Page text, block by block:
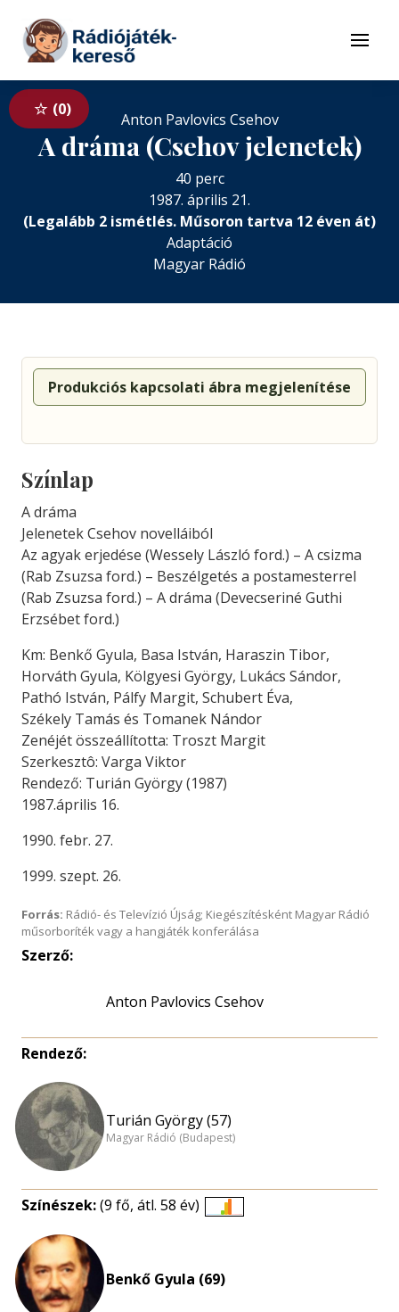
Tovább a tartalomhoz
Menü
0
Anton Pavlovics Csehov
A dráma (Csehov jelenetek)
40 perc
1987. április 21.
(Legalább 2 ismétlés. Műsoron tartva 12 éven át)
Adaptáció
Magyar Rádió
Produkciós kapcsolati ábra megjelenítése
Színlap
A dráma
Jelenetek Csehov novelláiból
Az agyak erjedése (Wessely László ford.) – A csizma
(Rab Zsuzsa ford.) – Beszélgetés a postamesterrel
(Rab Zsuzsa ford.) – A dráma (Devecseriné Guthi
Erzsébet ford.)
Km: Benkő Gyula, Basa István, Haraszin Tibor,
Horváth Gyula, Kölgyesi György, Lukács Sándor,
Pathó István, Pálfy Margit, Schubert Éva,
Székely Tamás és Tomanek Nándor
Zenéjét összeállította: Troszt Margit
Szerkesztô: Varga Viktor
Rendező: Turián György (1987)
1987.április 16.
1990. febr. 27.
1999. szept. 26.
Forrás: Rádió- és Televízió Újság; Kiegészítésként Magyar Rádió
műsorboríték vagy a hangjáték konferálása
Szerző:
Anton Pavlovics Csehov
Rendező:
Turián György (57)
Magyar Rádió (Budapest)
Színészek:(9 fő, átl. 58 év)
Benkő Gyula (69)